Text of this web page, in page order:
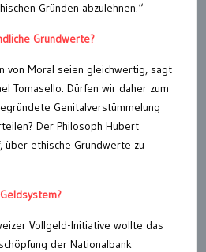
Gründen abzulehnen.“
Grundwerte?
von Moral seien gleichwertig, sagt
Tomasello. Dürfen wir daher zum
Genitalverstümmelung
Der Philosoph Hubert
über ethische Grundwerte zu
Vollgeld-Initiative wollte das
der Nationalbank